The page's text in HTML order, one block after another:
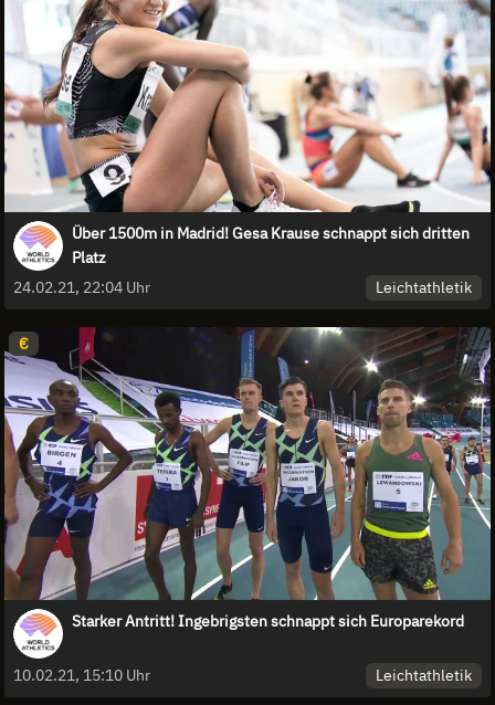
Über 1500m in Madrid! Gesa Krause schnappt sich dritten
Platz
24.02.21, 22:04 Uhr
Leichtathletik
€
Starker Antritt! Ingebrigsten schnappt sich Europarekord
10.02.21, 15:10 Uhr Leichtathletik